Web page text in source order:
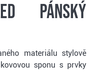
pánský
materiálu stylově
sponu s prvky